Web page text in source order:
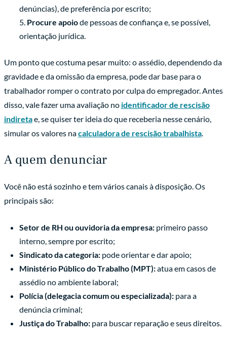
denúncias), de preferência por escrito;
Procure apoiode pessoas de confiança e, se possível,
orientação jurídica.
Um ponto que costuma pesar muito: o assédio, dependendo da
gravidade e da omissão da empresa, pode dar base para o
trabalhador romper o contrato por culpa do empregador. Antes
disso, vale fazer uma avaliação no identificador de rescisão
indiretae, se quiser ter ideia do que receberia nesse cenário,
simular os valores nacalculadora de rescisão trabalhista.
A quem denunciar
Você não está sozinho e tem vários canais à disposição. Os
principais são:
Setor de RH ou ouvidoria da empresa:primeiro passo
interno, sempre por escrito;
Sindicato da categoria:pode orientar e dar apoio;
Ministério Público do Trabalho (MPT):atua em casos de
assédio no ambiente laboral;
Polícia (delegacia comum ou especializada):para a
denúncia criminal;
Justiça do Trabalho:para buscar reparação e seus direitos.